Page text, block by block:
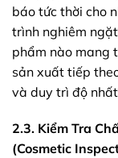
báo tức thời cho
trình nghiêm
phẩm nào mang
sản xuất tiếp
và duy trì độ
2.3. Kiểm Tra
(Cosmetic